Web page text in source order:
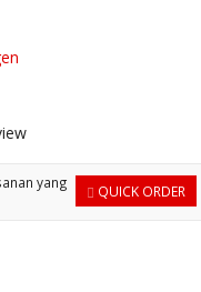
QUICK ORDER
yang